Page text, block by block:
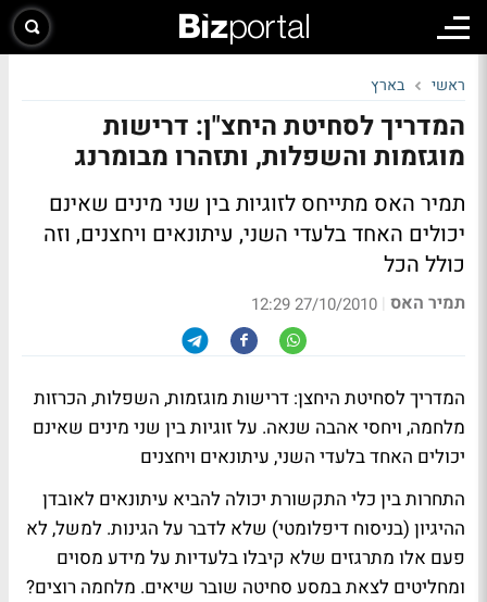
ראשי בארץ
המדריך לסחיטת היחצ"ן: דרישות
מוגזמות והשפלות, ותזהרו מבומרנג
תמיר האס מתייחס לזוגיות בין שני מינים שאינם
יכולים האחד בלעדי השני, עיתונאים ויחצנים, וזה
כולל הכל
תמיר האס |
27/10/2010 12:29
המדריך לסחיטת היחצן: דרישות מוגזמות, השפלות, הכרזות
מלחמה, ויחסי אהבה שנאה. על זוגיות בין שני מינים שאינם
יכולים האחד בלעדי השני, עיתונאים ויחצנים
התחרות בין כלי התקשורת יכולה להביא עיתונאים לאובדן
ההיגיון (בניסוח דיפלומטי) שלא לדבר על הגינות. למשל, לא
פעם אלו מתרגזים שלא קיבלו בלעדיות על מידע מסוים
ומחליטים לצאת במסע סחיטה שובר שיאים. מלחמה רוצים?